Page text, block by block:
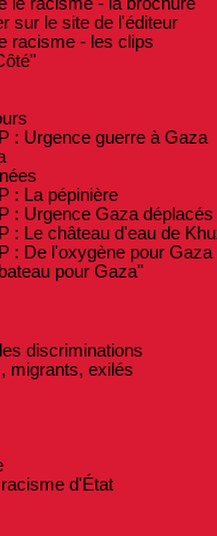
sur le site de l'éditeur
racisme - les clips
: Urgence guerre à Gaza
: La pépinière
: Urgence Gaza déplacés
: Le château d'eau de
: De l'oxygène pour Gaza
pour Gaza"
discriminations
migrants, exilés
d'État